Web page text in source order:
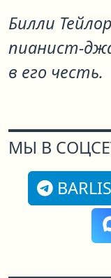
Билли
пианист-
в его честь.
МЫ В